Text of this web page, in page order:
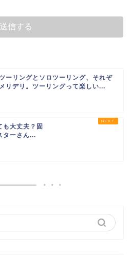
ーリングとソロツーリング、それぞ
リデリ。ツーリングって楽しい...
も大丈夫？固
ターさん...